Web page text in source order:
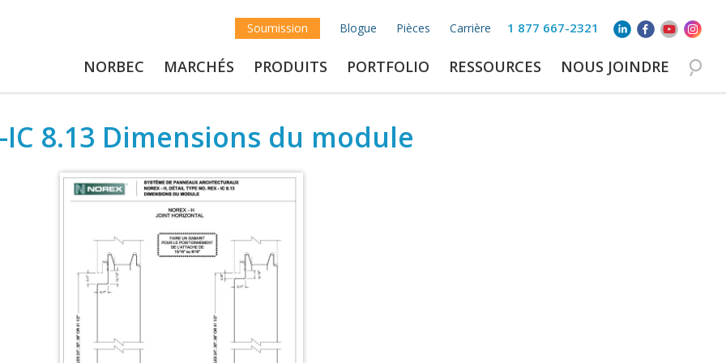
1 877 667-2321
Soumission Blogue Pièces Carrière
NORBEC MARCHÉS PRODUITS PORTFOLIO RESSOURCES NOUS JOINDRE
IC 8.13 Dimensions du module